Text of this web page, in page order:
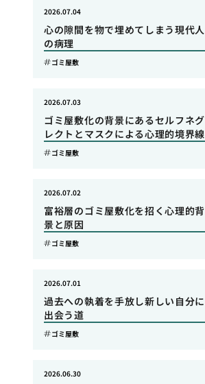
心の隙間を物で埋めてしまう現代人
の病理
2026.07.04
ゴミ屋敷
ゴミ屋敷化の背景にあるセルフネグ
レクトとマスクによる心理的境界線
2026.07.03
ゴミ屋敷
富裕層のゴミ屋敷化を招く心理的背
景と原因
2026.07.02
ゴミ屋敷
過去への執着を手放し新しい自分に
出会う道
2026.07.01
ゴミ屋敷
2026.06.30